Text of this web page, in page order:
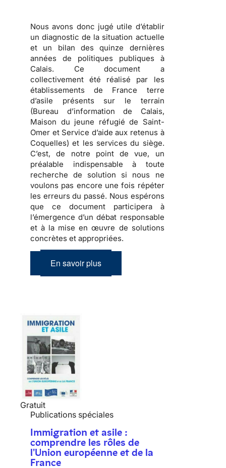
Nous avons donc jugé utile d’établir
un diagnostic de la situation actuelle
et un bilan des quinze dernières
années de politiques publiques à
Calais. Ce document a
collectivement été réalisé par les
établissements de France terre
d’asile présents sur le terrain
(Bureau d’information de Calais,
Maison du jeune réfugié de Saint-
Omer et Service d’aide aux retenus à
Coquelles) et les services du siège.
C’est, de notre point de vue, un
préalable indispensable à toute
recherche de solution si nous ne
voulons pas encore une fois répéter
les erreurs du passé. Nous espérons
que ce document participera à
l’émergence d’un débat responsable
et à la mise en œuvre de solutions
concrètes et appropriées.
En savoir plus
Gratuit
Publications spéciales
Immigration et asile :
comprendre les rôles de
l'Union européenne et de la
France